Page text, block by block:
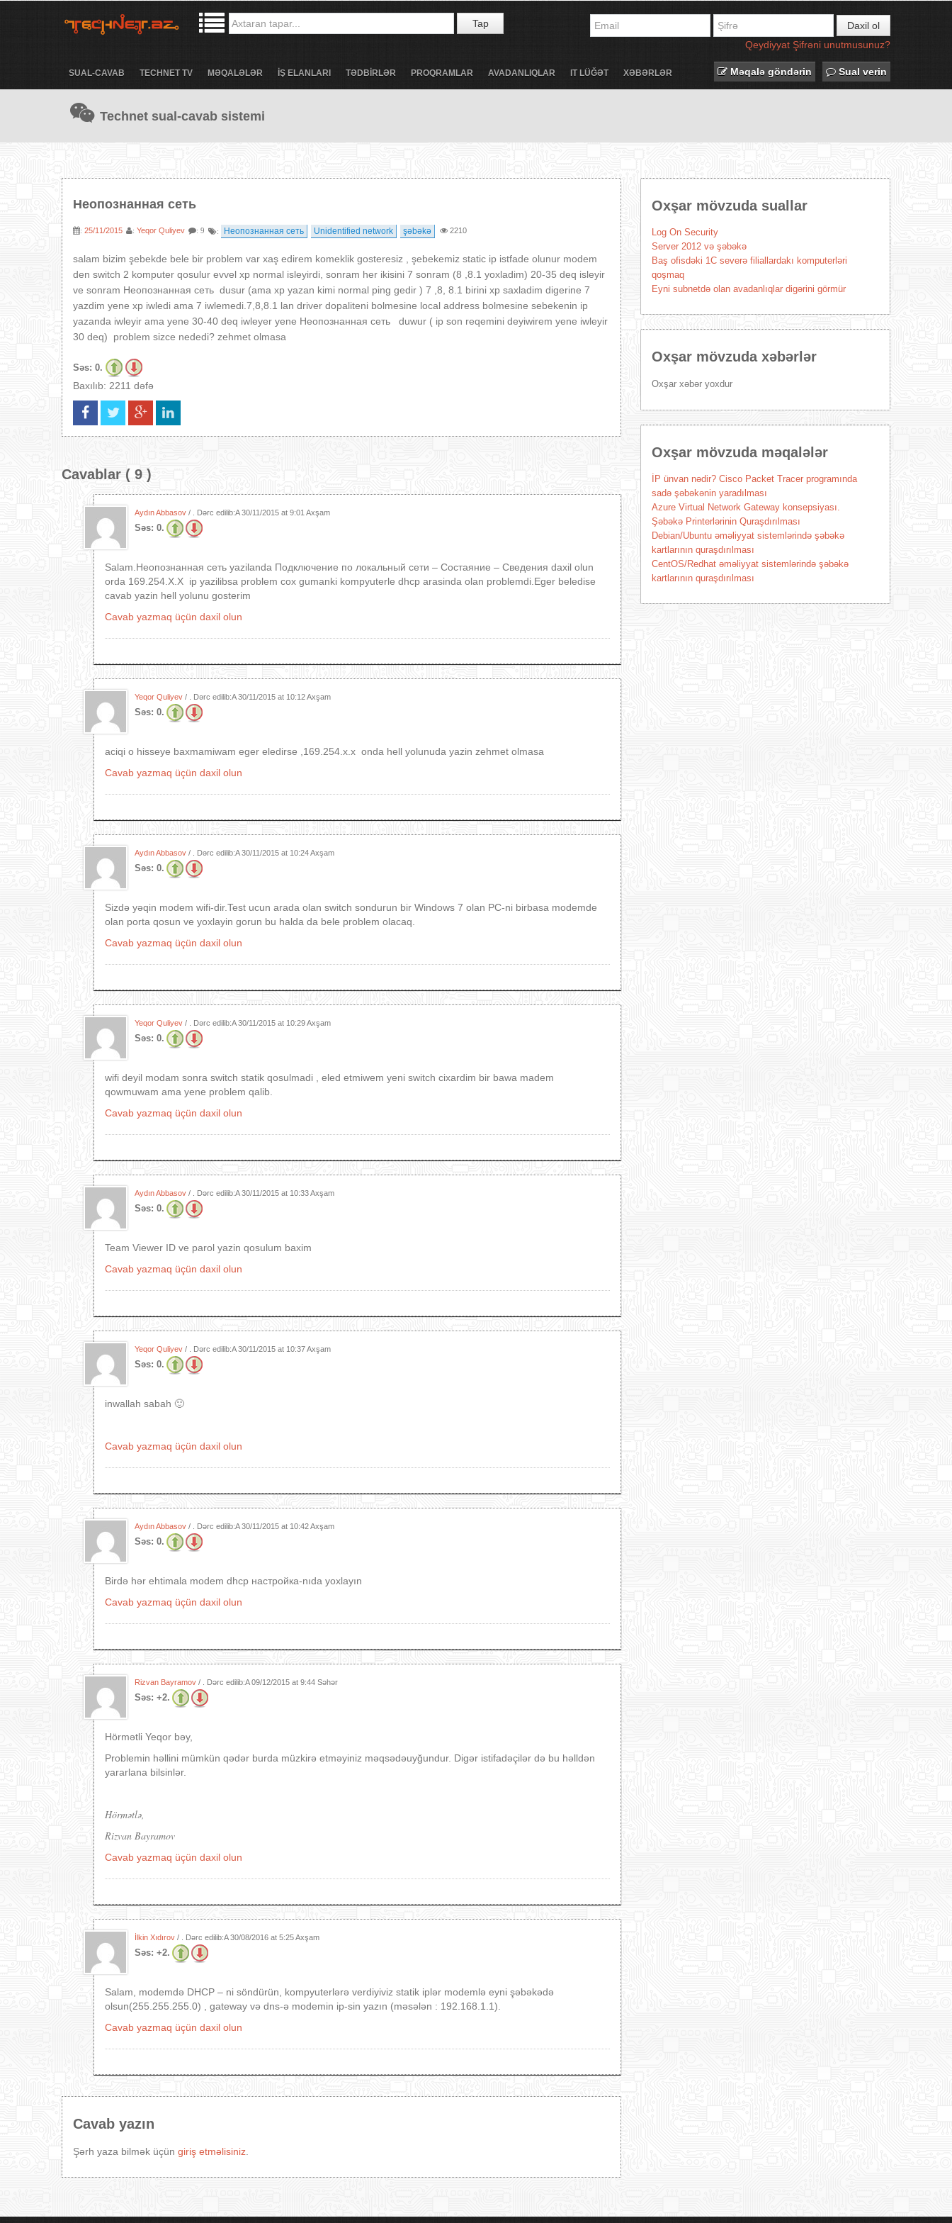
Tap
Daxil ol
Qeydiyyat Şifrəni unutmusunuz?
SUAL-CAVAB TECHNET TV MƏQALƏLƏR İŞ ELANLARI TƏDBİRLƏR PROQRAMLAR AVADANLIQLAR IT LÜĞƏT XƏBƏRLƏR Məqalə göndərin Sual verin
Technet sual-cavab sistemi
Неопознанная сеть
: 25/11/2015 : Yeqor Quliyev : 9 : Неопознанная сеть Unidentified network şəbəkə 2210
salam bizim şebekde bele bir problem var xaş edirem komeklik gosteresiz , şebekemiz static ip istfade olunur modem
den switch 2 komputer qosulur evvel xp normal isleyirdi, sonram her ikisini 7 sonram (8 ,8.1 yoxladim) 20-35 deq isleyir
ve sonram Неопознанная сеть dusur (ama xp yazan kimi normal ping gedir ) 7 ,8, 8.1 birini xp saxladim digerine 7
yazdim yene xp iwledi ama 7 iwlemedi.7,8,8.1 lan driver dopaliteni bolmesine local address bolmesine sebekenin ip
yazanda iwleyir ama yene 30-40 deq iwleyer yene Неопознанная сеть duwur ( ip son reqemini deyiwirem yene iwleyir
30 deq) problem sizce nededi? zehmet olmasa
Səs: 0.
Baxılıb: 2211 dəfə
Cavablar ( 9 )
Aydın Abbasov / . Dərc edilib:A30/11/2015 at 9:01 Axşam
Səs: 0.
Salam.Неопознанная сеть yazilanda Подключение по локальный сети – Состаяние – Сведения daxil olun
orda 169.254.Х.Х ip yazilibsa problem cox gumanki kompyuterle dhcp arasinda olan problemdi.Eger beledise
cavab yazin hell yolunu gosterim
Cavab yazmaq üçün daxil olun
Yeqor Quliyev / . Dərc edilib:A30/11/2015 at 10:12 Axşam
Səs: 0.
aciqi o hisseye baxmamiwam eger eledirse ,169.254.x.x onda hell yolunuda yazin zehmet olmasa
Cavab yazmaq üçün daxil olun
Aydın Abbasov / . Dərc edilib:A30/11/2015 at 10:24 Axşam
Səs: 0.
Sizdə yəqin modem wifi-dir.Test ucun arada olan switch sondurun bir Windows 7 olan PC-ni birbasa modemde
olan porta qosun ve yoxlayin gorun bu halda da bele problem olacaq.
Cavab yazmaq üçün daxil olun
Yeqor Quliyev / . Dərc edilib:A30/11/2015 at 10:29 Axşam
Səs: 0.
wifi deyil modam sonra switch statik qosulmadi , eled etmiwem yeni switch cixardim bir bawa madem
qowmuwam ama yene problem qalib.
Cavab yazmaq üçün daxil olun
Aydın Abbasov / . Dərc edilib:A30/11/2015 at 10:33 Axşam
Səs: 0.
Team Viewer ID ve parol yazin qosulum baxim
Cavab yazmaq üçün daxil olun
Yeqor Quliyev / . Dərc edilib:A30/11/2015 at 10:37 Axşam
Səs: 0.
inwallah sabah 🙂
Cavab yazmaq üçün daxil olun
Aydın Abbasov / . Dərc edilib:A30/11/2015 at 10:42 Axşam
Səs: 0.
Birdə hər ehtimala modem dhcp настройка-nıda yoxlayın
Cavab yazmaq üçün daxil olun
Rizvan Bayramov / . Dərc edilib:A09/12/2015 at 9:44 Səhər
Səs: +2.
Hörmətli Yeqor bəy,
Problemin həllini mümkün qədər burda müzkirə etməyiniz məqsədəuyğundur. Digər istifadəçilər də bu həlldən
yararlana bilsinlər.
Hörmətlə,
Rizvan Bayramov
Cavab yazmaq üçün daxil olun
İlkin Xıdırov / . Dərc edilib:A30/08/2016 at 5:25 Axşam
Səs: +2.
Salam, modemdə DHCP – ni söndürün, kompyuterlərə verdiyiviz statik iplər modemlə eyni şəbəkədə
olsun(255.255.255.0) , gateway və dns-ə modemin ip-sin yazın (məsələn : 192.168.1.1).
Cavab yazmaq üçün daxil olun
Cavab yazın
Şərh yaza bilmək üçün giriş etməlisiniz
Oxşar mövzuda suallar
Log On Security
Server 2012 və şəbəkə
Baş ofisdəki 1C severə filiallardakı komputerləri
qoşmaq
Eyni subnetdə olan avadanlıqlar digərini görmür
Oxşar mövzuda xəbərlər
Oxşar xəbər yoxdur
Oxşar mövzuda məqalələr
İP ünvan nədir? Cisco Packet Tracer programında
sadə şəbəkənin yaradılması
Azure Virtual Network Gateway konsepsiyası.
Şəbəkə Printerlərinin Quraşdırılması
Debian/Ubuntu əməliyyat sistemlərində şəbəkə
kartlarının quraşdırılması
CentOS/Redhat əməliyyat sistemlərində şəbəkə
kartlarının quraşdırılması